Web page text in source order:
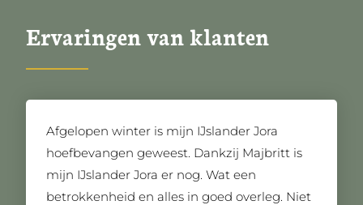
Ervaringen van klanten
Afgelopen winter is mijn IJslander Jora
hoefbevangen geweest. Dankzij Majbritt is
mijn IJslander Jora er nog. Wat een
betrokkenheid en alles in goed overleg. Niet